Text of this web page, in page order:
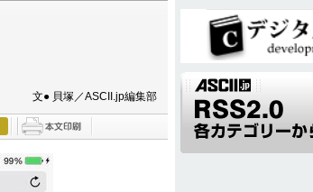
文● 貝塚／ASCII.jp編集部